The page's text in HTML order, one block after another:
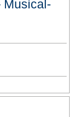
Musical-